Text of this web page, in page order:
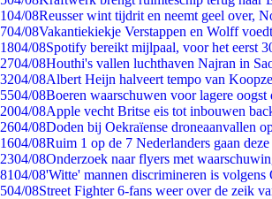
104/08Reusser wint tijdrit en neemt geel over,
704/08Vakantiekiekje Verstappen en Wolff
1804/08Spotify bereikt mijlpaal, voor het eerst
2704/08Houthi's vallen luchthaven Najran in
3204/08Albert Heijn halveert tempo van
5504/08Boeren waarschuwen voor lagere
2004/08Apple vecht Britse eis tot inbouwen
2604/08Doden bij Oekraïense droneaanvallen
1604/08Ruim 1 op de 7 Nederlanders gaan
2304/08Onderzoek naar flyers met
8104/08'Witte' mannen discrimineren is
504/08Street Fighter 6-fans weer over de zeik